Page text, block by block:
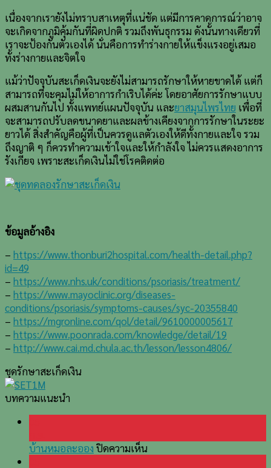
เนื่องจากเรายังไม่ทราบสาเหตุที่แน่ชัด แต่มีการคาดการณ์ว่าอาจ
จะเกิดจากภูมิคุ้มกันที่ผิดปกติ รวมถึงพันธุกรรม ดังนั้นทางเดียวที่
เราจะป้องกันตัวเองได้ นั่นคือการทำร่างกายให้แข็งแรงอยู่เสมอ
ทั้งร่างกายและจิตใจ
แม้ว่าปัจจุบันสะเก็ดเงินจะยังไม่สามารถรักษาให้หายขาดได้ แต่ก็
สามารถที่จะคุมไม่ให้อาการกำเริบได้ค่ะ โดยอาศัยการรักษาแบบ
ผสมสานกันไป ทั้งแพทย์แผนปัจจุบัน และยาสมุนไพรไทย เพื่อที่
จะสามารถปรับลดขนาดยาและผลข้างเคียงจากการรักษาในระยะ
ยาวได้ สิ่งสำคัญคือผู้ที่เป็นควรดูแลตัวเองให้ดีทั้งกายและใจ รวม
ถึงญาติ ๆ ก็ควรทำความเข้าใจและให้กำลังใจ ไม่ควรแสดงอาการ
รังเกียจ เพราะสะเก็ดเงินไม่ใช่โรคติดต่อ
ข้อมูลอ้างอิง
– https://www.thonburi2hospital.com/health-detail.php?
id=49
– https://www.nhs.uk/conditions/psoriasis/treatment/
– https://www.mayoclinic.org/diseases-
conditions/psoriasis/symptoms-causes/syc-20355840
– https://mgronline.com/qol/detail/9610000005617
– https://www.poonrada.com/knowledge/detail/19
– http://www.cai.md.chula.ac.th/lesson/lesson4806/
ชุดรักษาสะเก็ดเงิน
บทความแนะนำ
บ้านหมอละออง ปิดความเห็น